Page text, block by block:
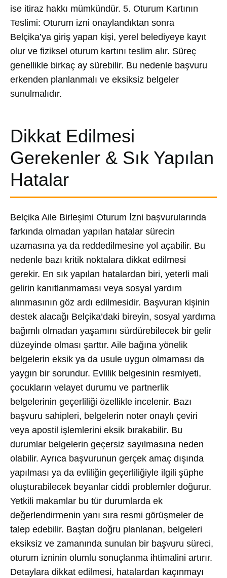
ise itiraz hakkı mümkündür. 5. Oturum Kartının
Teslimi: Oturum izni onaylandıktan sonra
Belçika’ya giriş yapan kişi, yerel belediyeye kayıt
olur ve fiziksel oturum kartını teslim alır. Süreç
genellikle birkaç ay sürebilir. Bu nedenle başvuru
erkenden planlanmalı ve eksiksiz belgeler
sunulmalıdır.
Dikkat Edilmesi
Gerekenler & Sık Yapılan
Hatalar
Belçika Aile Birleşimi Oturum İzni başvurularında
farkında olmadan yapılan hatalar sürecin
uzamasına ya da reddedilmesine yol açabilir. Bu
nedenle bazı kritik noktalara dikkat edilmesi
gerekir. En sık yapılan hatalardan biri, yeterli mali
gelirin kanıtlanmaması veya sosyal yardım
alınmasının göz ardı edilmesidir. Başvuran kişinin
destek alacağı Belçika’daki bireyin, sosyal yardıma
bağımlı olmadan yaşamını sürdürebilecek bir gelir
düzeyinde olması şarttır. Aile bağına yönelik
belgelerin eksik ya da usule uygun olmaması da
yaygın bir sorundur. Evlilik belgesinin resmiyeti,
çocukların velayet durumu ve partnerlik
belgelerinin geçerliliği özellikle incelenir. Bazı
başvuru sahipleri, belgelerin noter onaylı çeviri
veya apostil işlemlerini eksik bırakabilir. Bu
durumlar belgelerin geçersiz sayılmasına neden
olabilir. Ayrıca başvurunun gerçek amaç dışında
yapılması ya da evliliğin geçerliliğiyle ilgili şüphe
oluşturabilecek beyanlar ciddi problemler doğurur.
Yetkili makamlar bu tür durumlarda ek
değerlendirmenin yanı sıra resmi görüşmeler de
talep edebilir. Baştan doğru planlanan, belgeleri
eksiksiz ve zamanında sunulan bir başvuru süreci,
oturum izninin olumlu sonuçlanma ihtimalini artırır.
Detaylara dikkat edilmesi, hatalardan kaçınmayı